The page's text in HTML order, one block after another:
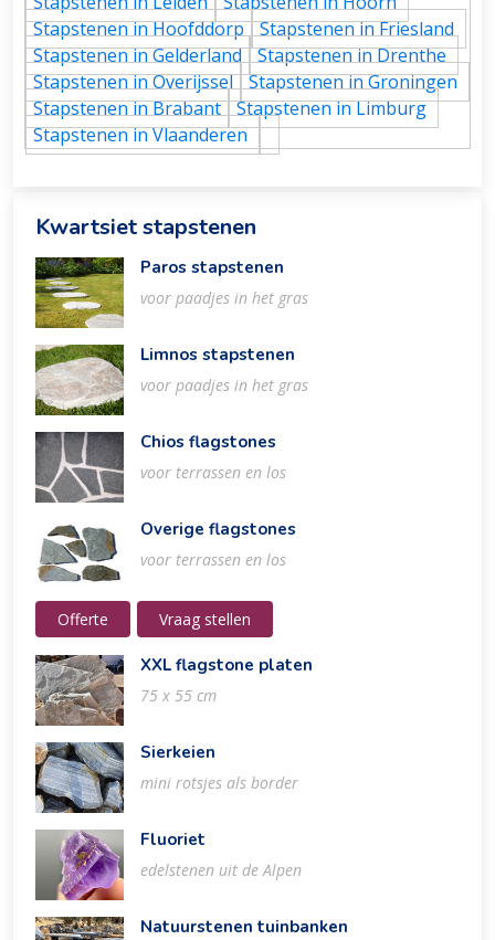
Stapstenen in Hoofddorp
Stapstenen in Friesland
Stapstenen in Gelderland
Stapstenen in Drenthe
Stapstenen in Overijssel
Stapstenen in Groningen
Stapstenen in Brabant
Stapstenen in Limburg
Stapstenen in Vlaanderen
Kwartsiet stapstenen
Paros stapstenen
voor paadjes in het gras
Limnos stapstenen
voor paadjes in het gras
Chios flagstones
voor terrassen en los
Overige flagstones
voor terrassen en los
Offerte Vraag stellen
XXL flagstone platen
75 x 55 cm
Sierkeien
mini rotsjes als border
Fluoriet
edelstenen uit de Alpen
Natuurstenen tuinbanken